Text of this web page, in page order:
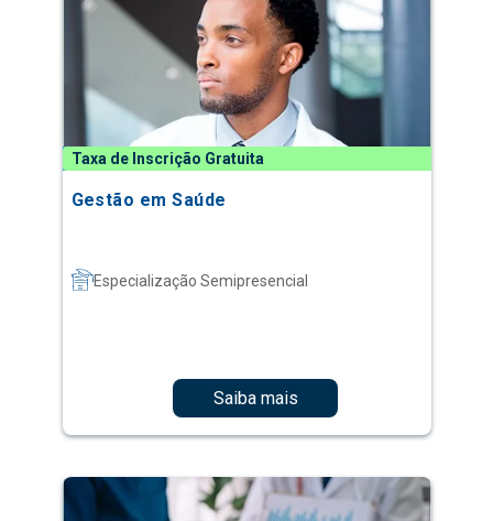
Taxa de Inscrição Gratuita
Gestão em Saúde
Especialização Semipresencial
Saiba mais